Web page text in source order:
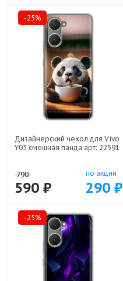
-25%
Дизайнерский чехол для Vivo
Y03 смешная панда арт: 22591
790
590 ₽
по акции
290 ₽
-25%